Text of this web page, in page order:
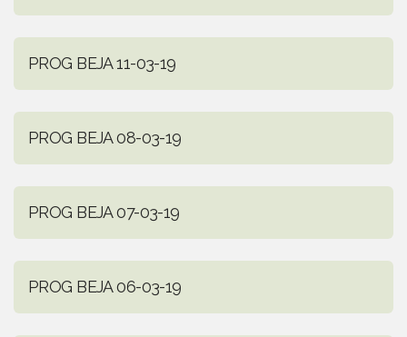
PROG BEJA 11-03-19
PROG BEJA 08-03-19
PROG BEJA 07-03-19
PROG BEJA 06-03-19